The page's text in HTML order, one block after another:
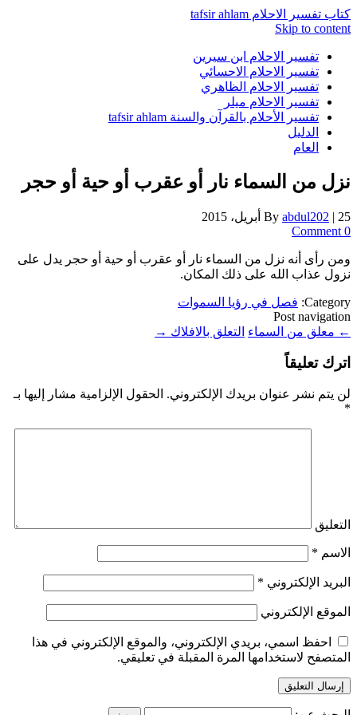
كتاب تفسير الاحلام tafsir ahlam
Skip to content
تفسير الاحلام ابن سيرين
تفسير الاحلام الاحسائي
تفسير الاحلام الظاهري
تفسير الاحلام ميلر
تفسير الأحلام بالقرآن والسنة tafsir ahlam
الدليل
العام
نزل من السماء نار أو عقرب أو حية أو حجر
By abdul202 | 25 أبريل، 2015
0 Comment
ومن رأى أنه نزل من السماء نار أو عقرب أو حية أو حجر يدل على
نزول عذاب الله على ذلك المكان.
Category: فصل في رؤيا السموات
Post navigation
← معلق من السماء التعلق بالافلاك →
اترك تعليقاً
لن يتم نشر عنوان بريدك الإلكتروني. الحقول الإلزامية مشار إليها بـ
*
التعليق
الاسم *
البريد الإلكتروني *
الموقع الإلكتروني
احفظ اسمي، بريدي الإلكتروني، والموقع الإلكتروني في هذا
المتصفح لاستخدامها المرة المقبلة في تعليقي.